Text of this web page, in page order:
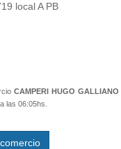
local A PB
CAMPERI HUGO GALLIANO
las 06:05hs.